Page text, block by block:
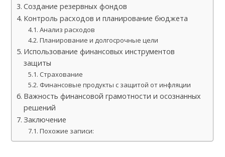
Создание резервных фондов
Контроль расходов и планирование бюджета
Анализ расходов
Планирование и долгосрочные цели
Использование финансовых инструментов
защиты
Страхование
Финансовые продукты с защитой от инфляции
Важность финансовой грамотности и осознанных
решений
Заключение
Похожие записи: